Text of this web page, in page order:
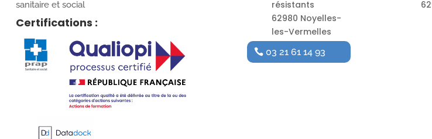
sanitaire et social
Certifications :
résistants
62980 Noyelles-
les-Vermelles
03 21 61 14 93